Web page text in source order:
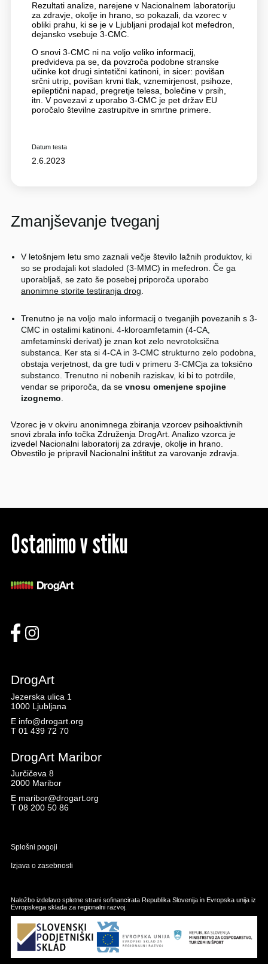
Rezultati analize, narejene v Nacionalnem laboratoriju
za zdravje, okolje in hrano, so pokazali, da vzorec v
obliki prahu, ki se je v Ljubljani prodajal kot mefedron,
dejansko vsebuje 3-CMC.
O snovi 3-CMC ni na voljo veliko informacij,
predvideva pa se, da povzroča podobne stranske
učinke kot drugi sintetični katinoni, in sicer: povišan
srčni utrip, povišan krvni tlak, vznemirjenost, psihoze,
epileptični napad, pregretje telesa, bolečine v prsih,
itn. V povezavi z uporabo 3-CMC je pet držav EU
poročalo številne zastrupitve in smrtne primere.
Datum testa
2.6.2023
Zmanjševanje tveganj
V letošnjem letu smo zaznali večje število lažnih produktov, ki
so se prodajali kot sladoled (3-MMC) in mefedron. Če ga
uporabljaš, se zato še posebej priporoča uporabo
anonimne storite testiranja drog
Trenutno je na voljo malo informacij o tveganjih povezanih s 3-
CMC in ostalimi katinoni. 4-kloroamfetamin (4-CA,
amfetaminski derivat) je znan kot zelo nevrotoksična
substanca. Ker sta si 4-CA in 3-CMC strukturno zelo podobna,
obstaja verjetnost, da gre tudi v primeru 3-CMCja za toksično
substanco. Trenutno ni nobenih raziskav, ki bi to potrdile,
vendar se priporoča, da sevnosu omenjene spojine
izognemo
Vzorec je v okviru anonimnega zbiranja vzorcev psihoaktivnih
snovi zbrala info točka Združenja DrogArt. Analizo vzorca je
izvedel Nacionalni laboratorij za zdravje, okolje in hrano.
Obvestilo je pripravil Nacionalni inštitut za varovanje zdravja.
Ostanimo v stiku
DrogArt
Jezerska ulica 1
1000 Ljubljana
E info@drogart.org
T 01 439 72 70
DrogArt Maribor
Jurčičeva 8
2000 Maribor
E maribor@drogart.org
T 08 200 50 86
Splošni pogoji
Izjava o zasebnosti
Naložbo izdelavo spletne strani sofinancirata Republika Slovenija in Evropska unija iz
Evropskega sklada za regionalni razvoj.